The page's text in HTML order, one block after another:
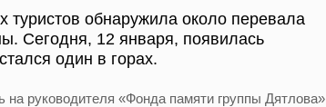
туристов обнаружила около перевала
Сегодня, 12 января, появилась
один в горах.
на руководителя «Фонда памяти группы Дятлова»